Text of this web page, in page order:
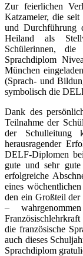
Zur feierlichen
Katzameier, die
und Durchführung
Heiland als
Schülerinnen,
Sprachdiplom
München
(Sprach- und
symbolisch die
Dank des
Teilnahme der
der Schulleitung
herausragender
DELF-Diplomen
gute und sehr
erfolgreiche
eines
den ein Großteil der
–
die französische
auch dieses
Sprachdiplom